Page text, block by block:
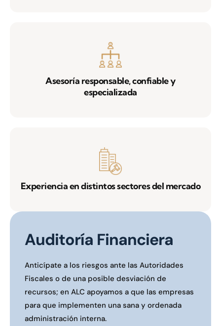
Asesoría responsable, confiable y
especializada
Experiencia en distintos sectores del mercado
Auditoría Financiera
Anticípate a los riesgos ante las Autoridades
Fiscales o de una posible desviación de
recursos; en ALC apoyamos a que las empresas
para que implementen una sana y ordenada
administración interna.